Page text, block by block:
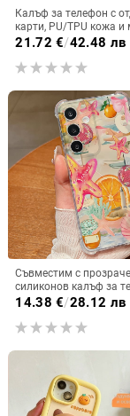
Калъф за телефон с
карти, PU/TPU кожа и
пръстен; ръчна
против изпускане, за
21.72 €/42.48 лв
Съвместим с
силиконов калъф за
Samsung S25 Ultra,
персонализиран
за S24 FE и защитен
14.38 €/28.12 лв